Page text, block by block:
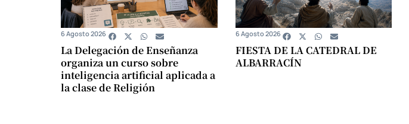
La Delegación de Enseñanza
organiza un curso sobre
inteligencia artificial aplicada a
la clase de Religión
6 Agosto 2026
FIESTA DE LA CATEDRAL DE
ALBARRACÍN
6 Agosto 2026